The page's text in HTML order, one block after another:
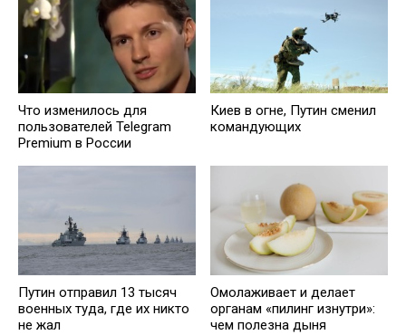
Что изменилось для
пользователей Telegram
Premium в России
Киев в огне, Путин сменил
командующих
Путин отправил 13 тысяч
военных туда, где их никто
не жал
Омолаживает и делает
органам «пилинг изнутри»:
чем полезна дыня